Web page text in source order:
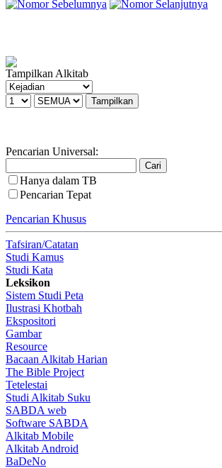
Tampilkan Alkitab
Pencarian Universal:
Hanya dalam TB
Pencarian Tepat
Pencarian Khusus
Tafsiran/Catatan
Studi Kamus
Studi Kata
Leksikon
Sistem Studi Peta
Ilustrasi Khotbah
Ekspositori
Gambar
Resource
Bacaan Alkitab Harian
The Bible Project
Tetelestai
Studi Alkitab Suku
SABDA web
Software SABDA
Alkitab Mobile
Alkitab Android
BaDeNo